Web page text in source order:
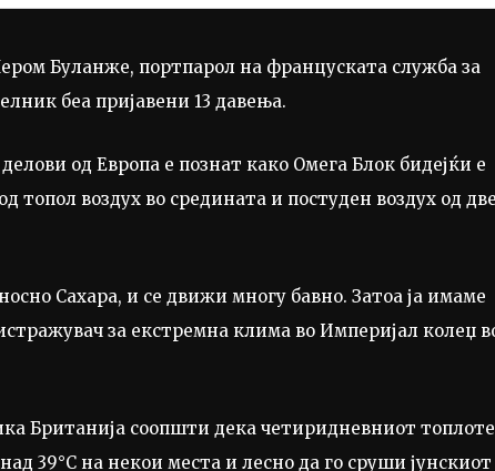
Буланже, портпарол на француската служба за
беа пријавени 13 давења.
од Европа е познат како Омега Блок бидејќи е
топол воздух во средината и постуден воздух од
Сахара, и се движи многу бавно. Затоа ја имаме
за екстремна клима во Империјал колеџ
Британија соопшти дека четиридневниот
39°C на некои места и лесно да го сруши јунскиот